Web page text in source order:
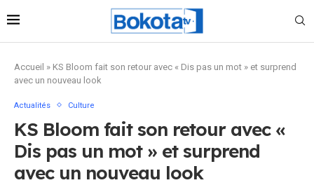
Accueil » KS Bloom fait son retour avec « Dis pas un mot » et surprend
avec un nouveau look
Actualités Culture
KS Bloom fait son retour avec «
Dis pas un mot » et surprend
avec un nouveau look